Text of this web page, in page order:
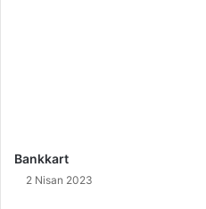
Bankkart
2 Nisan 2023